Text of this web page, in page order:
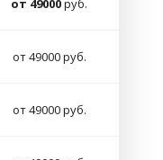
от 49000руб.
от 49000 руб.
от 49000 руб.